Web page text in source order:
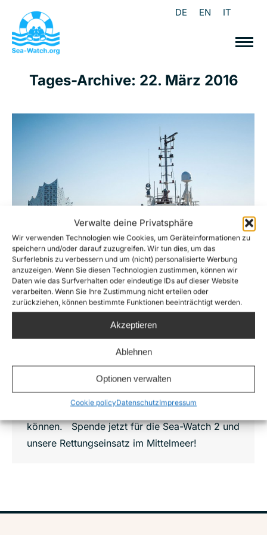
Verwalte deine Privatsphäre
Wir verwenden Technologien wie Cookies, um Geräteinformationen zu
speichern und/oder darauf zuzugreifen. Wir tun dies, um das
Surferlebnis zu verbessern und um (nicht) personalisierte Werbung
anzuzeigen. Wenn Sie diesen Technologien zustimmen, können wir
Daten wie das Surfverhalten oder eindeutige IDs auf dieser Website
verarbeiten. Wenn Sie Ihre Zustimmung nicht erteilen oder
zurückziehen, können bestimmte Funktionen beeinträchtigt werden.
Akzeptieren
Ablehnen
Optionen verwalten
Cookie policyDatenschutzImpressum
DE EN IT
Tages-Archive: 22. März 2016
Die Sea-Watch 2 läuft heute Richtung
zentrales Mittelmeer aus!
VonJoshua Krüger
22. März 2016
zu haben und nun in den Einsatz zu starten.
Wir gehen davon aus, die Rettungsmission vor
der libyschen Küste Mitte April beginnen zu
können. Spende jetzt für die Sea-Watch 2 und
unsere Rettungseinsatz im Mittelmeer!